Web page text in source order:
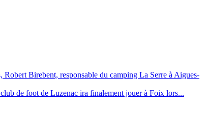
Robert Birebent, responsable du camping La Serre à Aigues-
de foot de Luzenac ira finalement jouer à Foix lors...